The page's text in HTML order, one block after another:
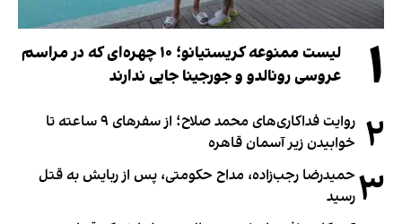
۱
لیست ممنوعه کریستیانو؛ ۱۰ چهره‌ای که در مراسم
عروسی رونالدو و جورجینا جایی ندارند
۲
روایت فداکاری‌های محمد صلاح؛ از سفرهای ۹ ساعته تا
خوابیدن زیر آسمان قاهره
۳ حمیدرضا رجب‌زاده، مداح حکومتی، پس از ربایش به قتل
رسید